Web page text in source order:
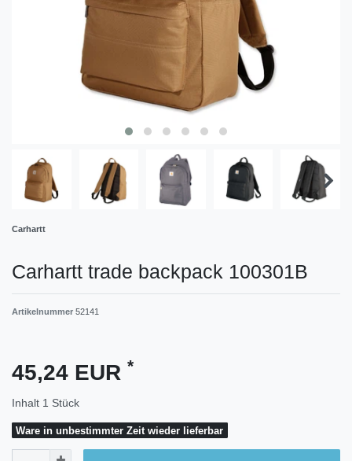
Carhartt
Carhartt trade backpack 100301B
Artikelnummer 52141
45,24 EUR *
Inhalt 1 Stück
Ware in unbestimmter Zeit wieder lieferbar